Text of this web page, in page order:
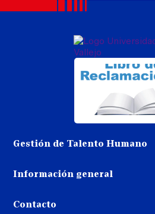
Gestión de Talento Humano
Trabaja con nosotros
Información general
dinero
Contacto